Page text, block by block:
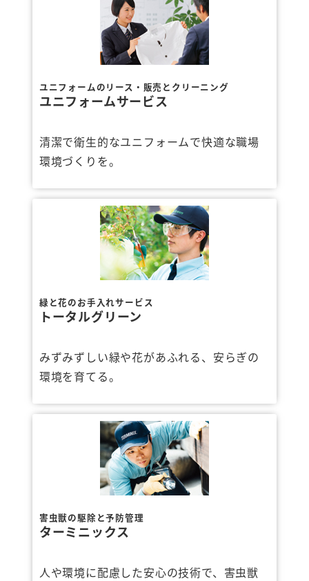
ユニフォームのリース・販売とクリーニング
ユニフォームサービス
清潔で衛生的なユニフォームで快適な職場
環境づくりを。
緑と花のお手入れサービス
トータルグリーン
みずみずしい緑や花があふれる、安らぎの
環境を育てる。
害虫獣の駆除と予防管理
ターミニックス
人や環境に配慮した安心の技術で、害虫獣